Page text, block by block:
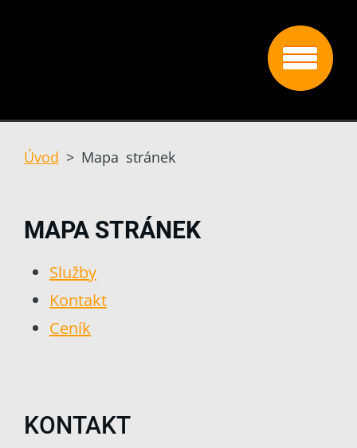
Úvod > Mapa stránek
MAPA STRÁNEK
Služby
Kontakt
Ceník
KONTAKT